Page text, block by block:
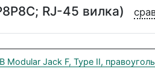
RJ-45 вилка)
Jack F, Type II,